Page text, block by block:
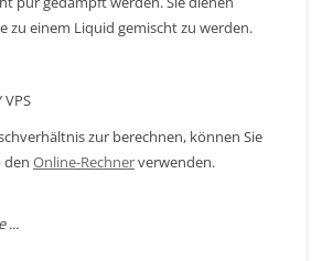
zu einem Liquid gemischt zu werden.
zur berechnen, können Sie
den Online-Rechnerverwenden.
...